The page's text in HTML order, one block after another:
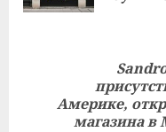
post:Америке,
магазина в